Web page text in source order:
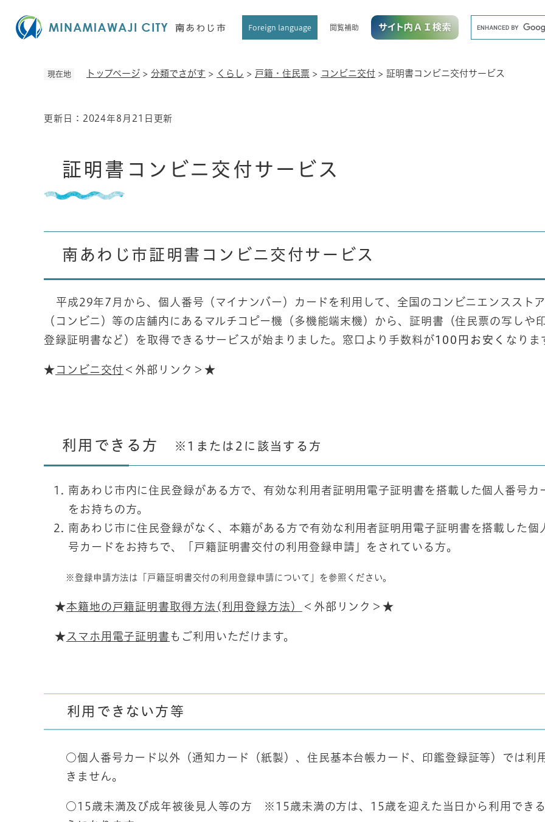
Foreign language 閲覧補助
ド
現在地 トップページ > 分類でさがす > くらし > 戸籍・住民票 > コンビニ交付 > 証明書コンビニ交付サービス
本
更新日：2024年8月21日更新
証明書コンビニ交付サービス
南あわじ市証明書コンビニ交付サービス
平成29年7月から、個人番号（マイナンバー）カードを利用して、全国のコンビニエンスストア
（コンビニ）等の店舗内にあるマルチコピー機（多機能端末機）から、証明書（住民票の写しや
登録証明書など）を取得できるサービスが始まりました。窓口より手数料が100円お安く なりま
★ コンビニ交付 ＜外部リンク＞ ★
利用できる方 ※1または2に該当する方
南あわじ市内に住民登録がある方で、有効な利用者証明用電子証明書を搭載した個人番号カ
をお持ちの方。
南あわじ市に住民登録がなく、本籍がある方で有効な利用者証明用電子証明書を搭載した個
号カードをお持ちで、「戸籍証明書交付の利用登録申請」をされている方。
※登録申請方法は「戸籍証明書交付の利用登録申請について」を参照ください。
★本籍地の戸籍証明書取得方法(利用登録方法） ＜外部リンク＞★
★ スマホ用電子証明書 もご利用いただけます。
利用できない方等
○個人番号カード以外（通知カード（紙製）、住民基本台帳カード、印鑑登録証等）では利
きません。
○15歳未満及び成年被後見人等の方 ※15歳未満の方は、15歳を迎えた当日から利用でき